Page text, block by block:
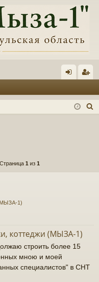
д ис
1 из 1
1)
коттеджи (МЫЗА-1)
строить более 15
мною и моей
специалистов" в СНТ